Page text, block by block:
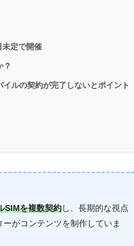
未定で開催
？
ルの契約が完了しないとポイント
SIMを複数契約し、長期的な視点
がコンテンツを制作していま